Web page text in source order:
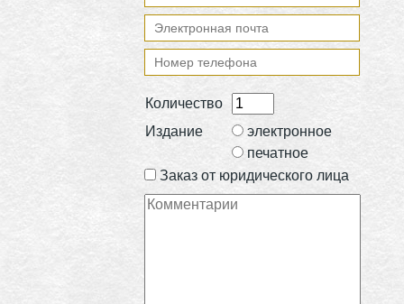
Количество
Издание
электронное
печатное
Заказ от юридического лица